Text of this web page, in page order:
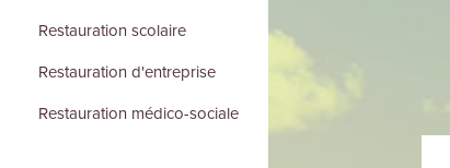
Restauration scolaire
Restauration d'entreprise
Restauration médico-sociale